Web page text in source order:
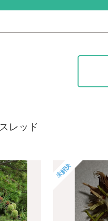
レッド
未解決